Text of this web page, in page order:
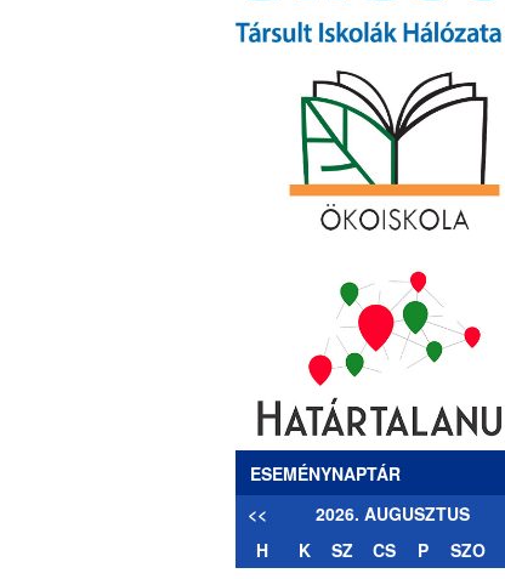
ESEMÉNYNAPTÁR
<<
2026. AUGUSZTUS
H
K SZ CS P SZO